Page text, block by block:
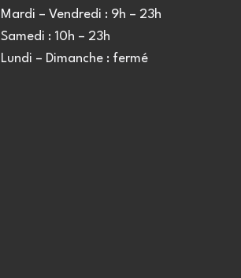
Mardi – Vendredi : 9h – 23h
Samedi : 10h – 23h
Lundi – Dimanche : fermé